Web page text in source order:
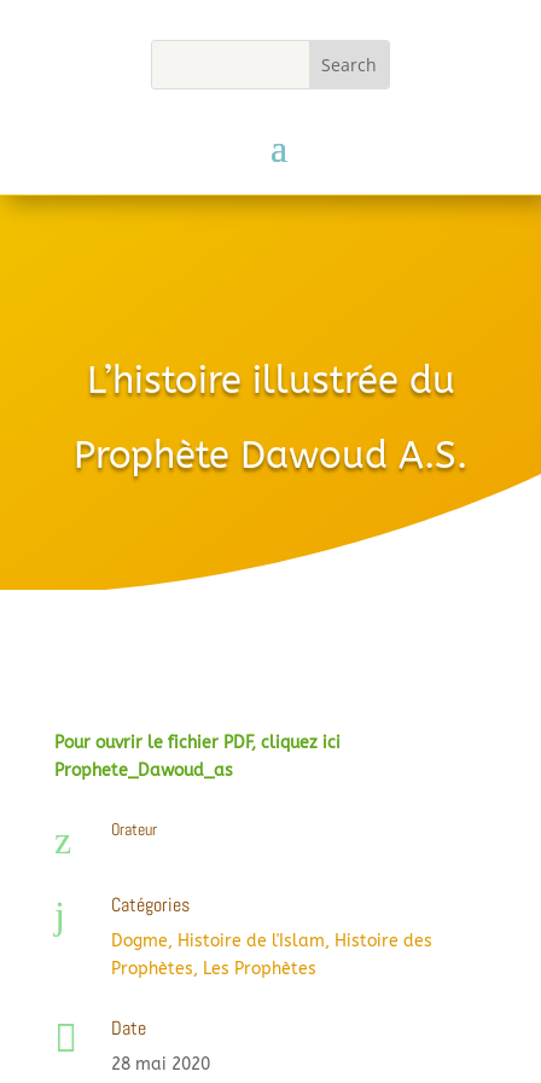
L’histoire illustrée du
Prophète Dawoud A.S.
Pour ouvrir le fichier PDF, cliquez ici
Prophete_Dawoud_as
z Orateur
j Catégories
Dogme, Histoire de l'Islam, Histoire des
Prophètes, Les Prophètes
 Date
28 mai 2020